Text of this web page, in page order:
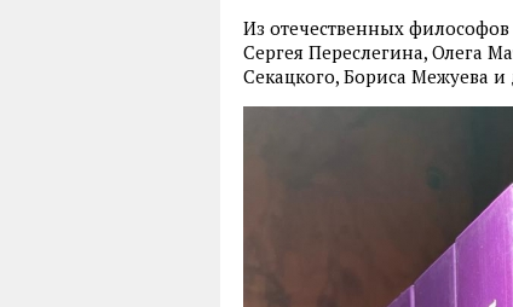
Из отечественных
Сергея Переслегина, Олега
Секацкого, Бориса Межуева и